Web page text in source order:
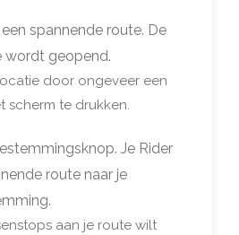
spannende route. De
wordt geopend.
door ongeveer een
scherm te drukken.
Je Rider
route naar je
aan je route wilt